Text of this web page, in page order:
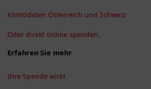
Kontodaten Österreich und Schweiz
Oder direkt online spenden.
Erfahren Sie mehr
Ihre Spende wirkt